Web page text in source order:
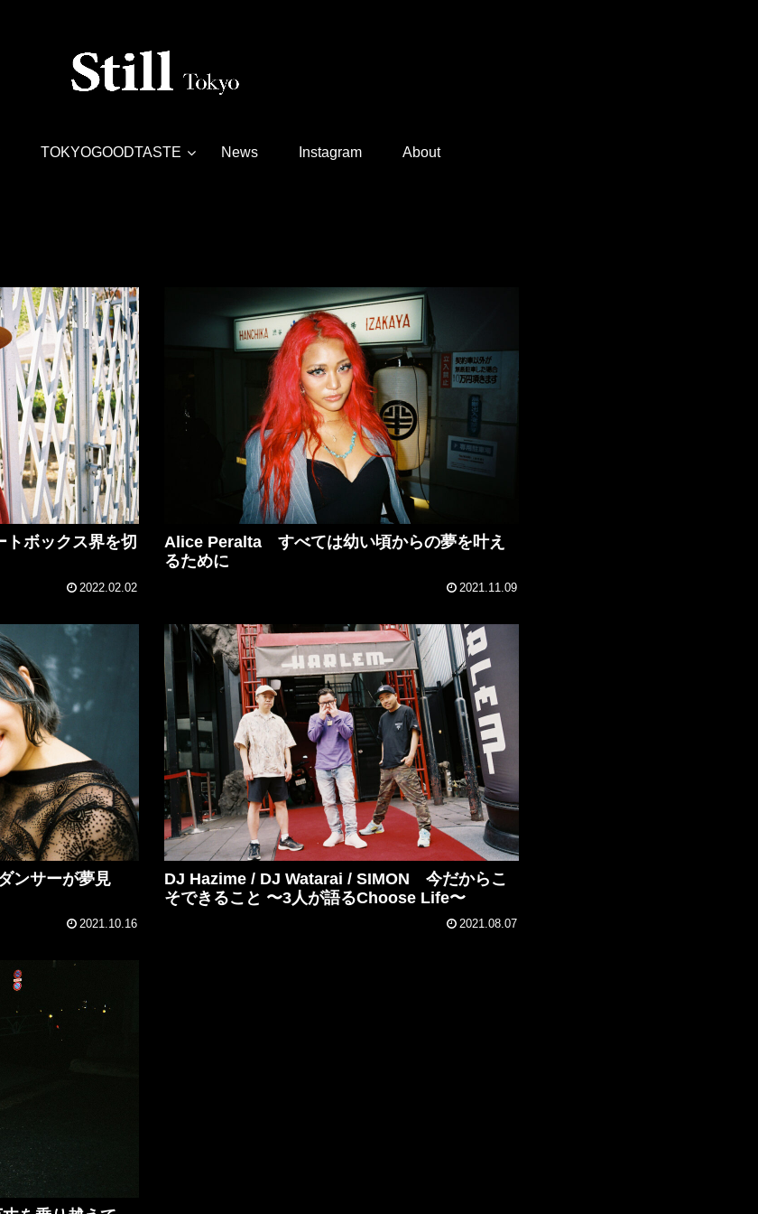
TOKYOGOODTASTE News Instagram About
ボックス界を切
2022.02.02
Alice Peralta すべては幼い頃からの夢を叶え
るために
2021.11.09
ンサーが夢見
2021.10.16
DJ Hazime / DJ Watarai / SIMON 今だからこ
そできること 〜3人が語るChoose Life〜
2021.08.07